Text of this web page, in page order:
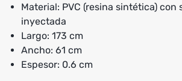
Material: PVC (resina sintética) con
inyectada
Largo: 173 cm
Ancho: 61 cm
Espesor: 0.6 cm